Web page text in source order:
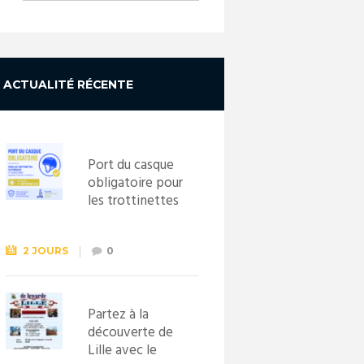
ACTUALITÉ RÉCENTE
Port du casque
obligatoire pour
les trottinettes
septembre
2026
2 JOURS 0
Partez à la
découverte de
Lille avec le